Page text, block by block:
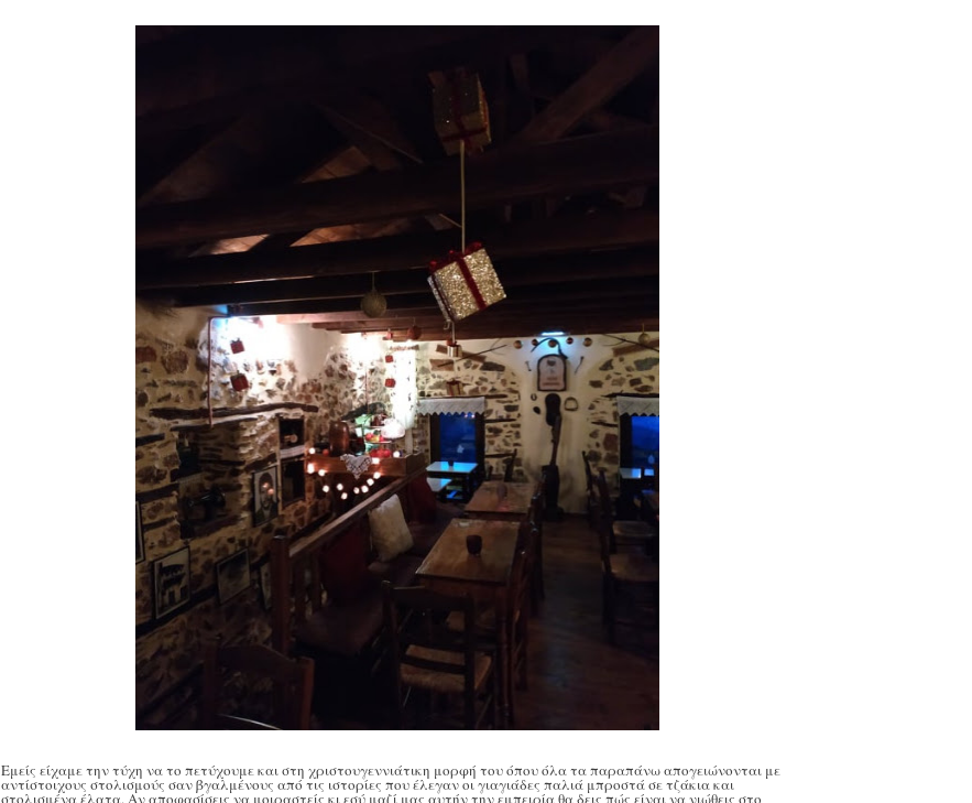
Εμείς είχαμε την τύχη να το πετύχουμε και στη χριστουγεννιάτικη μορφή του όπου όλα τα παραπάνω απογειώνονται με
αντίστοιχους στολισμούς σαν βγαλμένους από τις ιστορίες που έλεγαν οι γιαγιάδες παλιά μπροστά σε τζάκια και
στολισμένα έλατα. Αναποφασίσεις να μοιραστείς κι εσύ μαζί μας αυτήν την εμπειρία θα δειςπώς είναι να νιώθεις στο